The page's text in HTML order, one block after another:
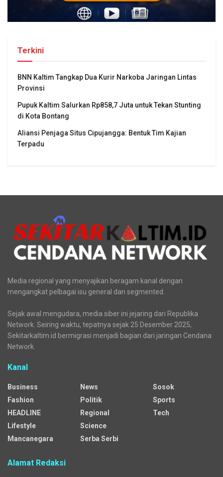
Terkini
BNN Kaltim Tangkap Dua Kurir Narkoba Jaringan Lintas
Provinsi
Pupuk Kaltim Salurkan Rp858,7 Juta untuk Tekan Stunting
di Kota Bontang
Aliansi Penjaga Situs Cipujangga: Bentuk Tim Kajian
Terpadu
Media regional yang menyajikan beragam kanal dengan
mengangkat pelbagai isu general dan segmented.
Sejak awal mengudara, media siber ini jejaring dari Republika
Network. Seiring waktu, tepatnya sejak 25 Desember 2025,
Sekitarkaltim.id bermigrasi menjadi bagian dari jaringan Cendana
Network.
Kanal
Business
Fashion
HEADLINE
Lifestyle
Mancanegara
News
Politik
Regional
Science
Serba Serbi
Sosok
Sports
Tech
Alamat Redaksi